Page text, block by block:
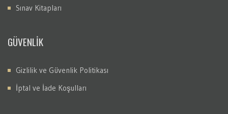
Sınav Kitapları
GÜVENLİK
Gizlilik ve Güvenlik Politikası
İptal ve İade Koşulları